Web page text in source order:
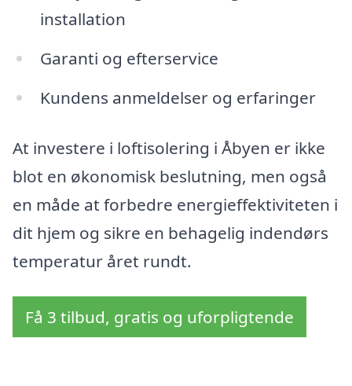
installation
Garanti og efterservice
Kundens anmeldelser og erfaringer
At investere i loftisolering i Åbyen er ikke
blot en økonomisk beslutning, men også
en måde at forbedre energieffektiviteten i
dit hjem og sikre en behagelig indendørs
temperatur året rundt.
Få 3 tilbud, gratis og uforpligtende